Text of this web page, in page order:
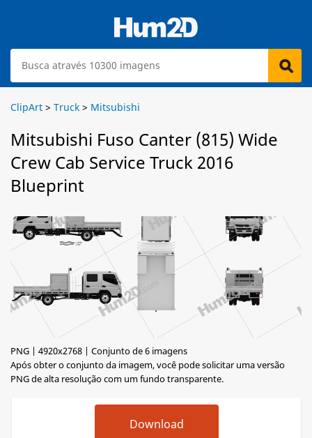
ClipArt > Truck > Mitsubishi
Mitsubishi Fuso Canter (815) Wide
Crew Cab Service Truck 2016
Blueprint
PNG | 4920x2768 | Conjunto de 6 imagens
Após obter o conjunto da imagem, você pode solicitar uma versão
PNG de alta resolução com um fundo transparente.